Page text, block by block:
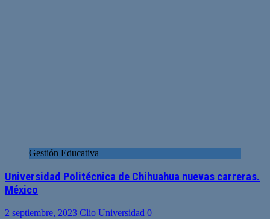
Gestión Educativa
Universidad Politécnica de Chihuahua nuevas carreras.
México
2 septiembre, 2023 Clio Universidad 0